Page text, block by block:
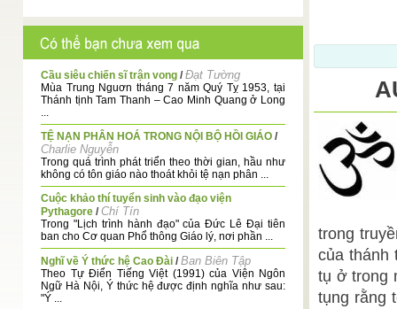
Cầu siêu chiến sĩ trận vong /Đạt Tường
Mùa Trung Nguơn tháng 7 năm Quý Tỵ 1953, tại
Thánh tịnh Tam Thanh – Cao Minh Quang ở Long
...
TỆ NẠN PHÂN HOÁ TRONG NỘI BỘ HỒI GIÁO /
Charlie Nguyễn
Trong quá trình phát triển theo thời gian, hầu như
không có tôn giáo nào thoát khỏi tệ nạn phân ...
Cuộc khảo thí tuyển sinh vào đạo viện
Pythagore /Chí Tín
Trong "Lịch trình hành đạo" của Đức Lê Đại tiên
ban cho Cơ quan Phổ thông Giáo lý, nơi phần ...
Nghĩ về Ý thức hệ Cao Đài /Ban Biên Tập
Theo Tự Điển Tiếng Việt (1991) của Viện Ngôn
Ngữ Hà Nội, Ý thức hệ được định nghĩa như sau:
"Ý ...
trong
của thánh
tụ ở trong
tụng rằng